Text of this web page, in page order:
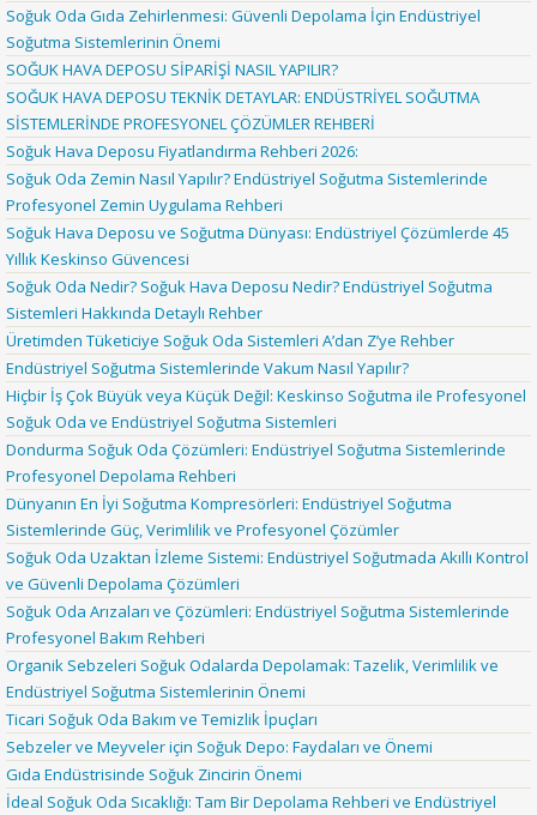
Soğuk Oda Gıda Zehirlenmesi: Güvenli Depolama İçin Endüstriyel
Soğutma Sistemlerinin Önemi
SOĞUK HAVA DEPOSU SİPARİŞİ NASIL YAPILIR?
SOĞUK HAVA DEPOSU TEKNİK DETAYLAR: ENDÜSTRİYEL SOĞUTMA
SİSTEMLERİNDE PROFESYONEL ÇÖZÜMLER REHBERİ
Soğuk Hava Deposu Fiyatlandırma Rehberi 2026:
Soğuk Oda Zemin Nasıl Yapılır? Endüstriyel Soğutma Sistemlerinde
Profesyonel Zemin Uygulama Rehberi
Soğuk Hava Deposu ve Soğutma Dünyası: Endüstriyel Çözümlerde 45
Yıllık Keskinso Güvencesi
Soğuk Oda Nedir? Soğuk Hava Deposu Nedir? Endüstriyel Soğutma
Sistemleri Hakkında Detaylı Rehber
Üretimden Tüketiciye Soğuk Oda Sistemleri A’dan Z’ye Rehber
Endüstriyel Soğutma Sistemlerinde Vakum Nasıl Yapılır?
Hiçbir İş Çok Büyük veya Küçük Değil: Keskinso Soğutma ile Profesyonel
Soğuk Oda ve Endüstriyel Soğutma Sistemleri
Dondurma Soğuk Oda Çözümleri: Endüstriyel Soğutma Sistemlerinde
Profesyonel Depolama Rehberi
Dünyanın En İyi Soğutma Kompresörleri: Endüstriyel Soğutma
Sistemlerinde Güç, Verimlilik ve Profesyonel Çözümler
Soğuk Oda Uzaktan İzleme Sistemi: Endüstriyel Soğutmada Akıllı Kontrol
ve Güvenli Depolama Çözümleri
Soğuk Oda Arızaları ve Çözümleri: Endüstriyel Soğutma Sistemlerinde
Profesyonel Bakım Rehberi
Organik Sebzeleri Soğuk Odalarda Depolamak: Tazelik, Verimlilik ve
Endüstriyel Soğutma Sistemlerinin Önemi
Ticari Soğuk Oda Bakım ve Temizlik İpuçları
Sebzeler ve Meyveler için Soğuk Depo: Faydaları ve Önemi
Gıda Endüstrisinde Soğuk Zincirin Önemi
İdeal Soğuk Oda Sıcaklığı: Tam Bir Depolama Rehberi ve Endüstriyel